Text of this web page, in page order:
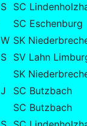
S SC
SC Eschenburg
W SK
S SV Lahn
SK
J
SC Butzbach
SC Butzbach